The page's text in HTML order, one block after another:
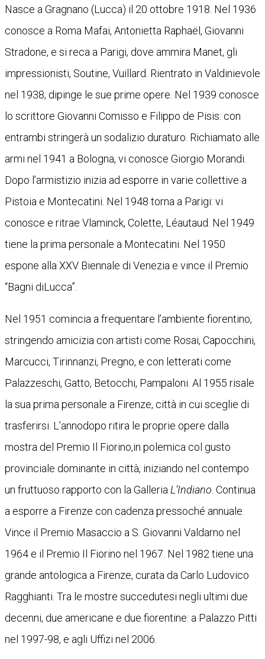
Nasce a Gragnano (Lucca) il 20 ottobre 1918. Nel 1936
conosce a Roma Mafai, Antonietta Raphaël, Giovanni
Stradone, e si reca a Parigi, dove ammira Manet, gli
impressionisti, Soutine, Vuillard. Rientrato in Valdinievole
nel 1938, dipinge le sue prime opere. Nel 1939 conosce
lo scrittore Giovanni Comisso e Filippo de Pisis: con
entrambi stringerà un sodalizio duraturo. Richiamato alle
armi nel 1941 a Bologna, vi conosce Giorgio Morandi.
Dopo l’armistizio inizia ad esporre in varie collettive a
Pistoia e Montecatini. Nel 1948 torna a Parigi: vi
conosce e ritrae Vlaminck, Colette, Léautaud. Nel 1949
tiene la prima personale a Montecatini. Nel 1950
espone alla XXV Biennale di Venezia e vince il Premio
“Bagni diLucca”.
Nel 1951 comincia a frequentare l’ambiente fiorentino,
stringendo amicizia con artisti come Rosai, Capocchini,
Marcucci, Tirinnanzi, Pregno, e con letterati come
Palazzeschi, Gatto, Betocchi, Pampaloni. Al 1955 risale
la sua prima personale a Firenze, città in cui sceglie di
trasferirsi. L’annodopo ritira le proprie opere dalla
mostra del Premio Il Fiorino,in polemica col gusto
provinciale dominante in città, iniziando nel contempo
un fruttuoso rapporto con la Galleria L’Indiano . Continua
a esporre a Firenze con cadenza pressoché annuale.
Vince il Premio Masaccio a S. Giovanni Valdarno nel
1964 e il Premio Il Fiorino nel 1967. Nel 1982 tiene una
grande antologica a Firenze, curata da Carlo Ludovico
Ragghianti. Tra le mostre succedutesi negli ultimi due
decenni, due americane e due fiorentine: a Palazzo Pitti
nel 1997-98, e agli Uffizi nel 2006.